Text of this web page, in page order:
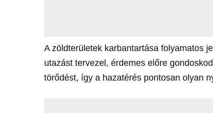
A zöldterületek karbantartása folyamatos
utazást tervezel, érdemes előre
törődést, így a hazatérés pontosan olyan